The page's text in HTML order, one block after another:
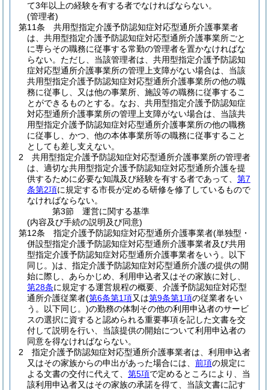
て3年以上の経験を有する者でなければならない。
(管理者)
第11条
共用型指定介護予防認知症対応型通所介護事業者
は、共用型指定介護予防認知症対応型通所介護事業所ごと
に専らその職務に従事する常勤の管理者を置かなければな
らない。 ただし、当該管理者は、共用型指定介護予防認知
症対応型通所介護事業所の管理上支障がない場合は、当該
共用型指定介護予防認知症対応型通所介護事業所の他の職
務に従事し、又は他の事業所、施設等の職務に従事するこ
とができるものとする。 なお、共用型指定介護予防認知症
対応型通所介護事業所の管理上支障がない場合は、当該共
用型指定介護予防認知症対応型通所介護事業所の他の職務
に従事し、かつ、他の本体事業所等の職務に従事すること
としても差し支えない。
2
共用型指定介護予防認知症対応型通所介護事業所の管理者
は、適切な共用型指定介護予防認知症対応型通所介護を提
供するために必要な知識及び経験を有する者であって、 第7
条第2項に規定する市長が定める研修を修了しているもので
なければならない。
第3節
運営に関する基準
(内容及び手続の説明及び同意)
第12条
指定介護予防認知症対応型通所介護事業者(単独型・
併設型指定介護予防認知症対応型通所介護事業者及び共用
型指定介護予防認知症対応型通所介護事業者をいう。以下
同じ。)は、指定介護予防認知症対応型通所介護の提供の開
始に際し、あらかじめ、利用申込者又はその家族に対し、
第28条に規定する運営規程の概要、介護予防認知症対応型
通所介護従業者(第6条第1項又は第9条第1項の従業者をい
う。以下同じ。)の勤務の体制その他の利用申込者のサービ
スの選択に資すると認められる重要事項を記した文書を交
付して説明を行い、当該提供の開始について利用申込者の
同意を得なければならない。
2
指定介護予防認知症対応型通所介護事業者は、利用申込者
又はその家族からの申出があった場合には、 前項の規定に
よる文書の交付に代えて、 第5項で定めるところにより、当
該利用申込者又はその家族の承諾を得て、当該文書に記す